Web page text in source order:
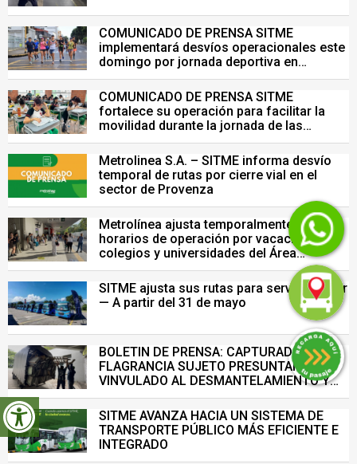
COMUNICADO DE PRENSA SITME
implementará desvíos operacionales este
domingo por jornada deportiva en
Bucaramanga
COMUNICADO DE PRENSA SITME
fortalece su operación para facilitar la
movilidad durante la jornada de las
Pruebas Saber del 26 de julio
Metrolinea S.A. – SITME informa desvío
temporal de rutas por cierre vial en el
sector de Provenza
Metrolínea ajusta temporalmente sus
horarios de operación por vacaciones en
colegios y universidades del Área
Metropolitana de Bucaramanga.
SITME ajusta sus rutas para servirle mejor
— A partir del 31 de mayo
BOLETIN DE PRENSA: CAPTURADO EN
FLAGRANCIA SUJETO PRESUNTAMENTE
VINVULADO AL DESMANTELAMIENTO Y
VENTA ILEGAL DE INFRAESTRUCTURA DEL
SISTEMA DE TRANSPORTE MASIVO
SITME AVANZA HACIA UN SISTEMA DE
TRANSPORTE PÚBLICO MÁS EFICIENTE E
INTEGRADO